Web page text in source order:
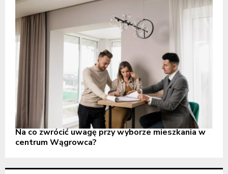
Na co zwrócić uwagę przy wyborze mieszkania w
centrum Wągrowca?